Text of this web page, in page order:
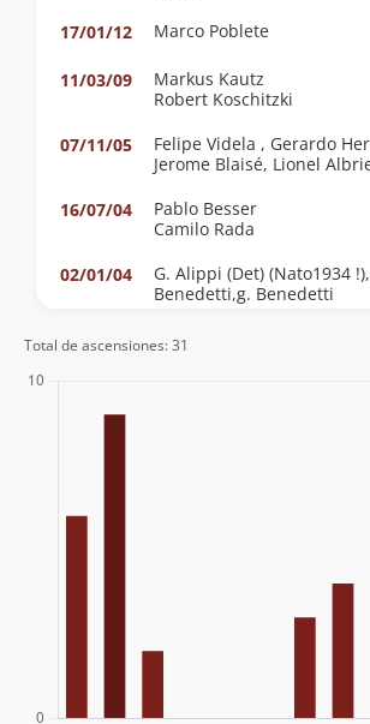
17/01/12
Marco Poblete
11/03/09
Markus Kautz
Robert Koschitzki
07/11/05
Felipe Videla , Gerardo
Jerome Blaisé, Lionel
16/07/04
Pablo Besser
Camilo Rada
02/01/04
G. Alippi (Det) (Nato1934
Benedetti,g. Benedetti
21/02/02
Tomás Ariztía
Total de ascensiones: 31